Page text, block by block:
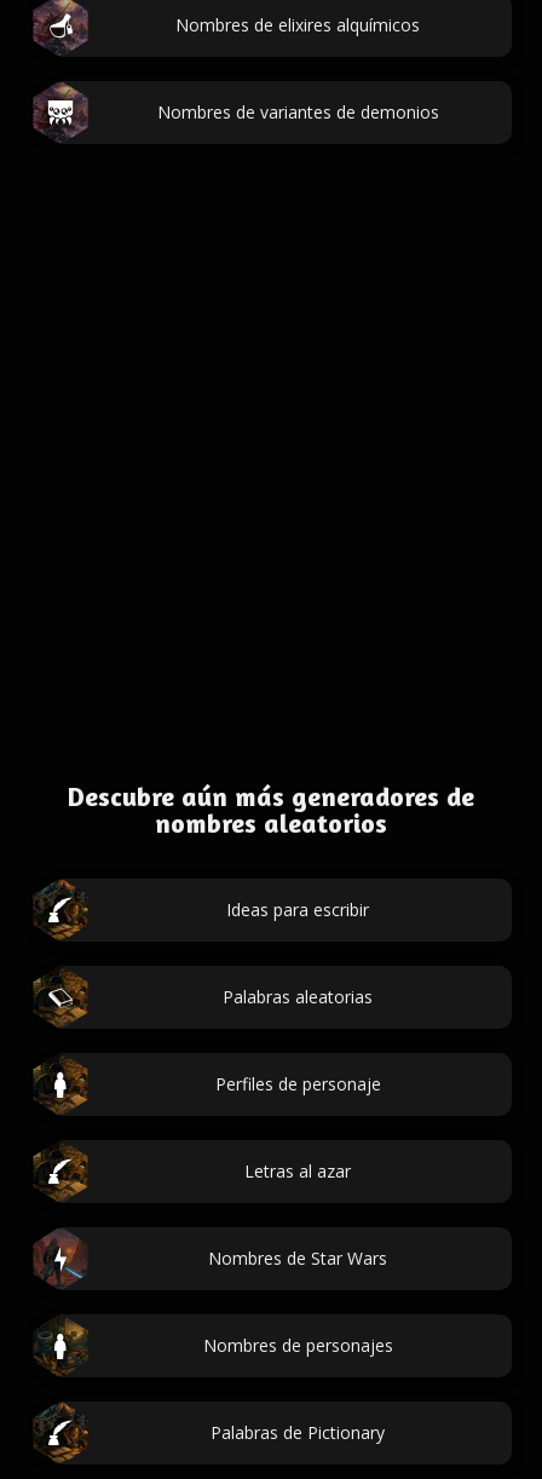
Nombres de elixires alquímicos
Nombres de variantes de demonios
Descubre aún más generadores de
nombres aleatorios
Ideas para escribir
Palabras aleatorias
Perfiles de personaje
Letras al azar
Nombres de Star Wars
Nombres de personajes
Palabras de Pictionary